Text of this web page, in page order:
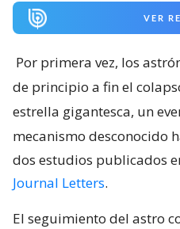
VER
Por primera vez, los
de principio a fin el
estrella gigantesca, un
mecanismo desconocido
dos estudios publicados
Journal Letters.
El seguimiento del astro